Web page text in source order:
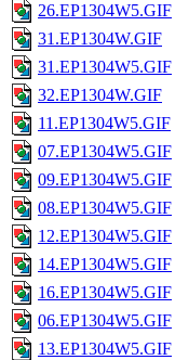
26.EP1304W5.GIF
31.EP1304W.GIF
31.EP1304W5.GIF
32.EP1304W.GIF
11.EP1304W5.GIF
07.EP1304W5.GIF
09.EP1304W5.GIF
08.EP1304W5.GIF
12.EP1304W5.GIF
14.EP1304W5.GIF
16.EP1304W5.GIF
06.EP1304W5.GIF
13.EP1304W5.GIF